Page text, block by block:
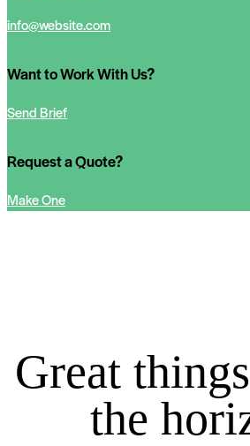
info@website.com
Want to Work With Us?
Send Brief
Request a Quote?
Make One
Great
the